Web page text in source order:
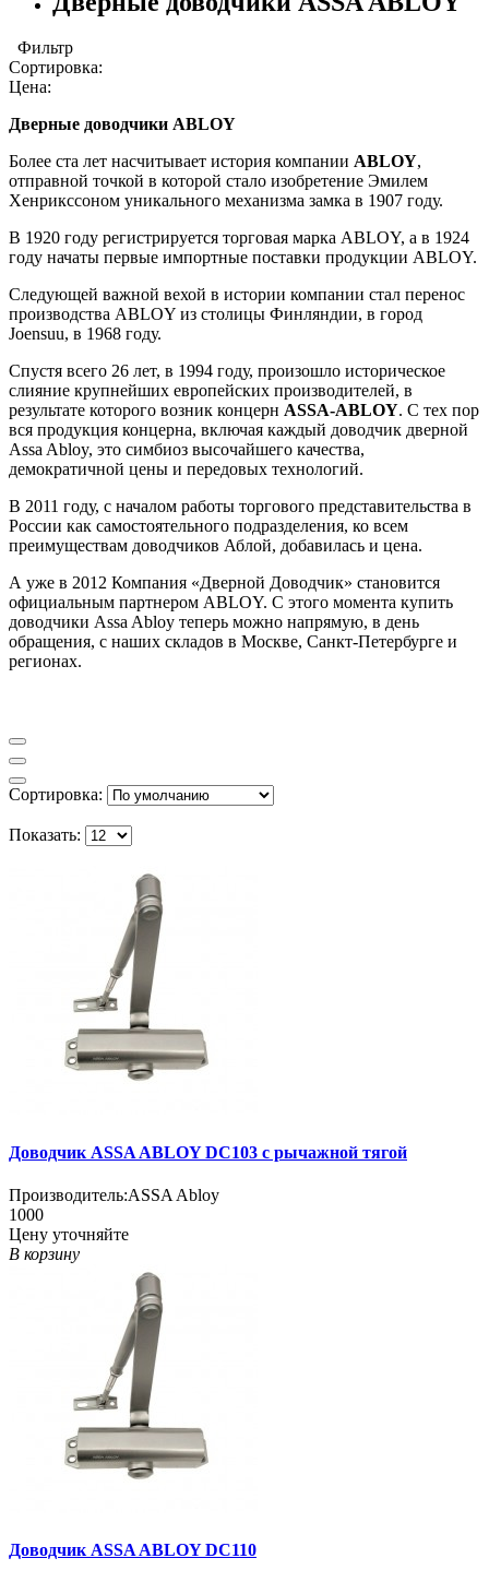
Фильтр
Сортировка:
Цена:
Дверные доводчики ABLOY
Более ста лет насчитывает история компании ABLOY,
отправной точкой в которой стало изобретение Эмилем
Хенрикссоном уникального механизма замка в 1907 году.
В 1920 году регистрируется торговая марка ABLOY, а в 1924
году начаты первые импортные поставки продукции ABLOY.
Следующей важной вехой в истории компании стал перенос
производства ABLOY из столицы Финляндии, в город
Joensuu, в 1968 году.
Спустя всего 26 лет, в 1994 году, произошло историческое
слияние крупнейших европейских производителей, в
результате которого возник концерн ASSA-ABLOY. C тех пор
вся продукция концерна, включая каждый доводчик дверной
Assa Abloy, это симбиоз высочайшего качества,
демократичной цены и передовых технологий.
В 2011 году, с началом работы торгового представительства в
России как самостоятельного подразделения, ко всем
преимуществам доводчиков Аблой, добавилась и цена.
А уже в 2012 Компания «Дверной Доводчик» становится
официальным партнером ABLOY. С этого момента купить
доводчики Assa Abloy теперь можно напрямую, в день
обращения, с наших складов в Москве, Санкт-Петербурге и
регионах.
Сортировка:
Показать:
Доводчик ASSA ABLOY DC103 с рычажной тягой
Производитель:ASSA Abloy
1000
Цену уточняйте
В корзину
Доводчик ASSA ABLOY DC110